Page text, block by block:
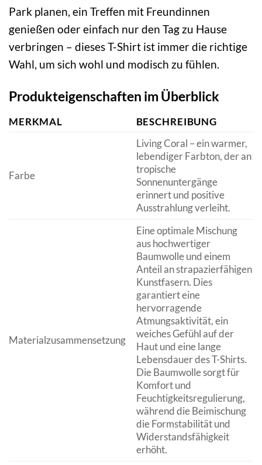
Park planen, ein Treffen mit Freundinnen
genießen oder einfach nur den Tag zu Hause
verbringen – dieses T-Shirt ist immer die richtige
Wahl, um sich wohl und modisch zu fühlen.
Produkteigenschaften im Überblick
MERKMAL BESCHREIBUNG
Farbe
Living Coral – ein warmer,
lebendiger Farbton, der an
tropische
Sonnenuntergänge
erinnert und positive
Ausstrahlung verleiht.
Materialzusammensetzung
Eine optimale Mischung
aus hochwertiger
Baumwolle und einem
Anteil an strapazierfähigen
Kunstfasern. Dies
garantiert eine
hervorragende
Atmungsaktivität, ein
weiches Gefühl auf der
Haut und eine lange
Lebensdauer des T-Shirts.
Die Baumwolle sorgt für
Komfort und
Feuchtigkeitsregulierung,
während die Beimischung
die Formstabilität und
Widerstandsfähigkeit
erhöht.